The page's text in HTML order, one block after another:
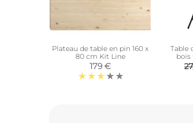
Plateau de table en pin 160 x
80 cm Kit Line
179 €
Table
bois